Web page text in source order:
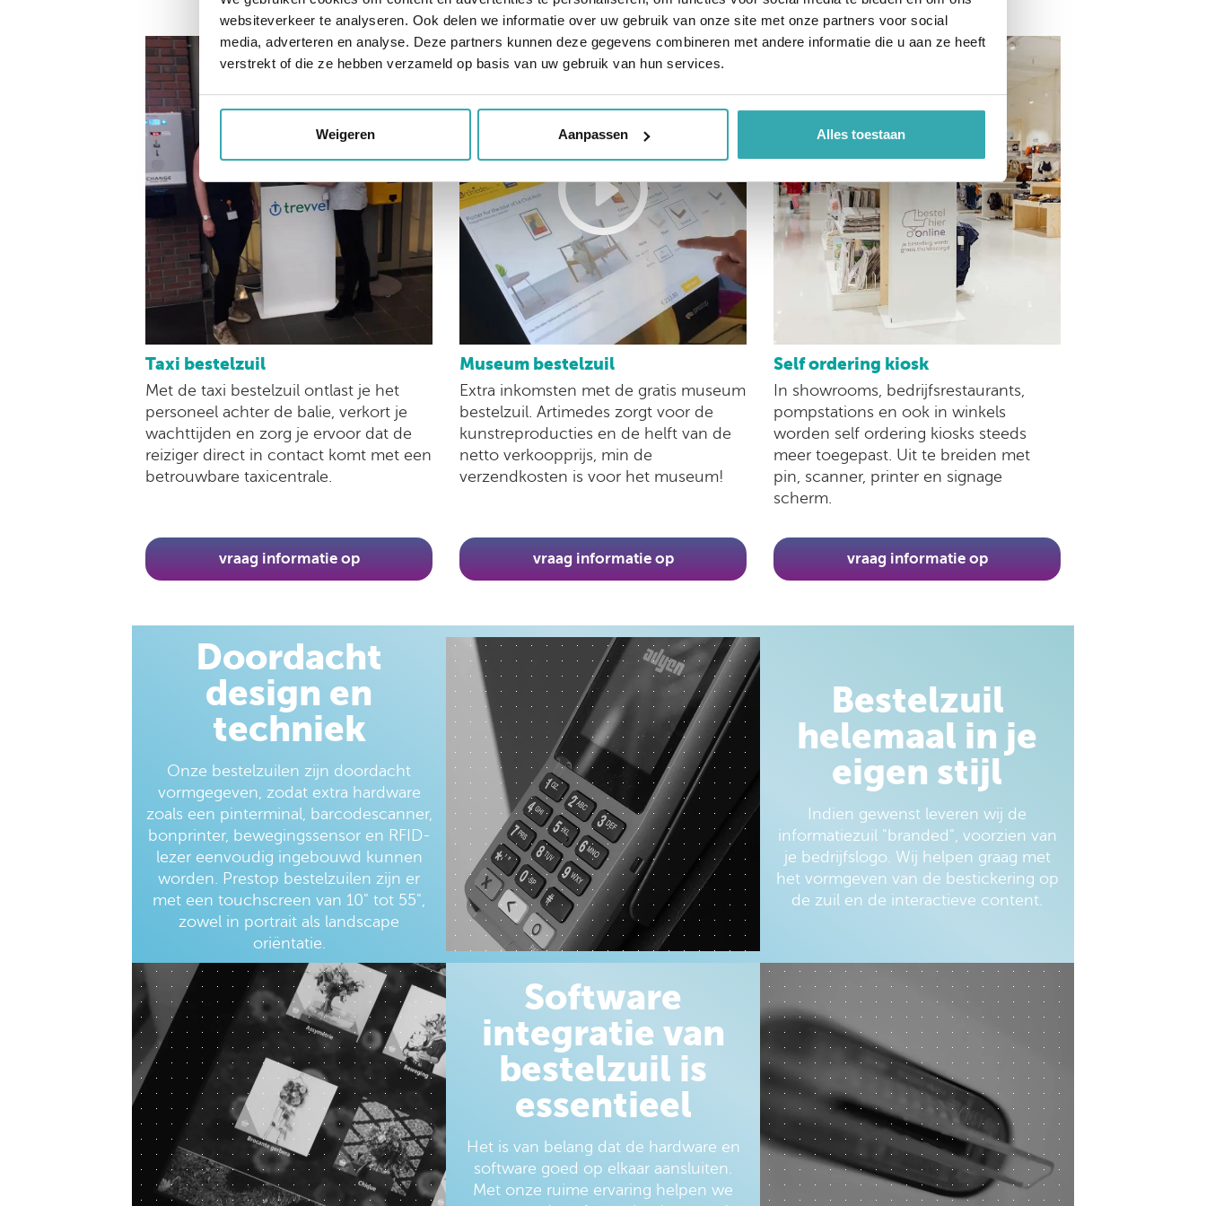
websiteverkeer te analyseren. Ook delen we informatie over uw gebruik van onze site met onze partners voor social
media, adverteren en analyse. Deze partners kunnen deze gegevens combineren met andere informatie die u aan ze heeft
verstrekt of die ze hebben verzameld op basis van uw gebruik van hun services.
Weigeren Aanpassen Alles toestaan
Taxi bestelzuil
Met de taxi bestelzuil ontlast je het
personeel achter de balie, verkort je
wachttijden en zorg je ervoor dat de
reiziger direct in contact komt met een
betrouwbare taxicentrale.
vraag informatie op
Museum bestelzuil
Extra inkomsten met de gratis museum
bestelzuil. Artimedes zorgt voor de
kunstreproducties en de helft van de
netto verkoopprijs, min de
verzendkosten is voor het museum!
vraag informatie op
Self ordering kiosk
In showrooms, bedrijfsrestaurants,
pompstations en ook in winkels
worden self ordering kiosks steeds
meer toegepast. Uit te breiden met
pin, scanner, printer en signage
scherm.
vraag informatie op
Doordacht
design en
techniek
Onze bestelzuilen zijn doordacht
vormgegeven, zodat extra hardware
zoals een pinterminal, barcodescanner,
bonprinter, bewegingssensor en RFID-
lezer eenvoudig ingebouwd kunnen
worden. Prestop bestelzuilen zijn er
met een touchscreen van 10" tot 55",
zowel in portrait als landscape
oriëntatie.
Bestelzuil
helemaal in je
eigen stijl
Indien gewenst leveren wij de
informatiezuil "branded", voorzien van
je bedrijfslogo. Wij helpen graag met
het vormgeven van de bestickering op
de zuil en de interactieve content.
Software
integratie van
bestelzuil is
essentieel
Het is van belang dat de hardware en
software goed op elkaar aansluiten.
Met onze ruime ervaring helpen we